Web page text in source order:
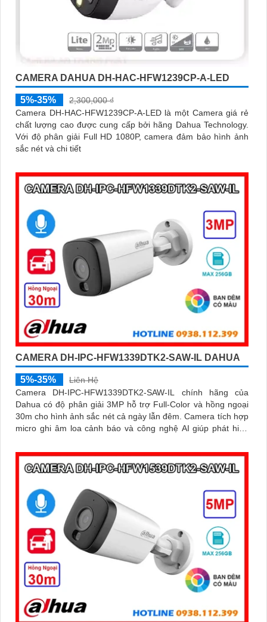
CAMERA DAHUA DH-HAC-HFW1239CP-A-LED
5%-35%
2,300,000 ₫
Camera DH-HAC-HFW1239CP-A-LED là một Camera giá rẻ
chất lượng cao được cung cấp bởi hãng Dahua Technology.
Với độ phân giải Full HD 1080P, camera đảm bảo hình ảnh
sắc nét và chi tiết
CAMERA DH-IPC-HFW1339DTK2-SAW-IL DAHUA
5%-35%
Liên Hệ
Camera DH-IPC-HFW1339DTK2-SAW-IL chính hãng của
Dahua có độ phân giải 3MP hỗ trợ Full-Color và hồng ngoại
30m cho hình ảnh sắc nét cả ngày lẫn đêm. Camera tích hợp
micro ghi âm loa cảnh báo và công nghệ AI giúp phát hiện